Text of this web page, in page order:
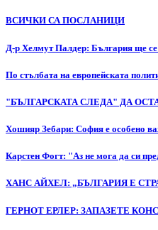
ВСИЧКИ СА ПОСЛАНИЦИ
Д-р Хелмут Палдер: България ще се
По стълбата на европейската
"БЪЛГАРСКАТА СЛЕДА" ДА
Хошияр Зебари: София е особено
Карстен Фогт: "Аз не мога да си
ХАНС АЙХЕЛ: „БЪЛГАРИЯ Е
ГЕРНОТ ЕРЛЕР: ЗАПАЗЕТЕ